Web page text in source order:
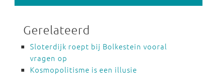
Gerelateerd
Sloterdijk roept bij Bolkestein vooral
vragen op
Kosmopolitisme is een illusie